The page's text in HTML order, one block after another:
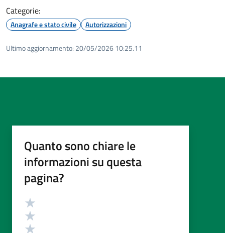
Categorie:
Anagrafe e stato civile Autorizzazioni
Ultimo aggiornamento: 20/05/2026 10:25.11
Quanto sono chiare le
informazioni su questa
pagina?
Valutazione